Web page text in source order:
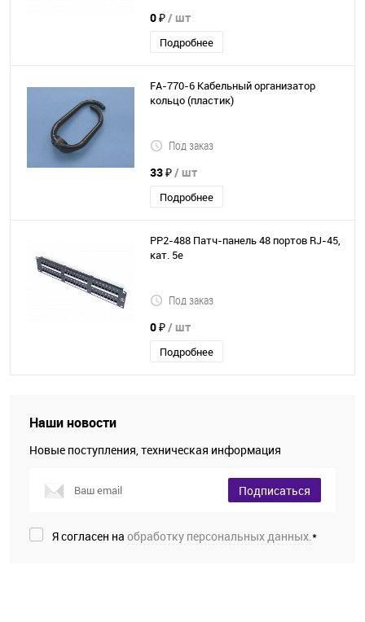
0 ₽/ шт
Подробнее
FA-770-6 Кабельный организатор
кольцо (пластик)
Под заказ
33 ₽/ шт
Подробнее
PP2-488 Патч-панель 48 портов RJ-45,
кат. 5е
Под заказ
0 ₽/ шт
Подробнее
Наши новости
Новые поступления, техническая информация
Подписаться
Я согласен на обработку персональных данных.*